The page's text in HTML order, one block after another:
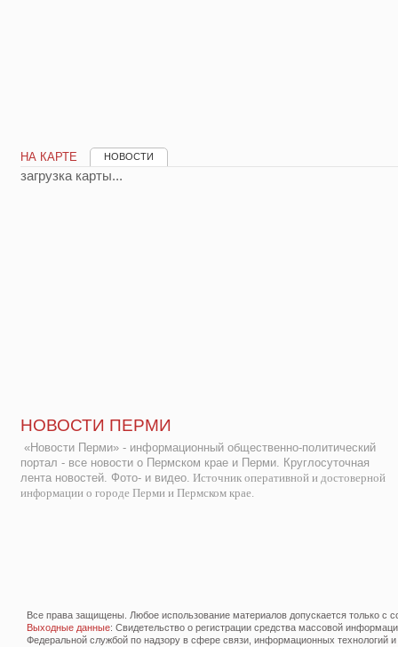
НА КАРТЕ НОВОСТИ
загрузка карты...
НОВОСТИ ПЕРМИ
«Новости Перми» - информационный общественно-политический
портал - все новости о Пермском крае и Перми. Круглосуточная
лента новостей. Фото- и видео. Источник оперативной и достоверной
информации о городе Перми и Пермском крае.
Все права защищены. Любое использование материалов допускается только с
Выходные данные: Свидетельство о регистрации средства массовой
Федеральной службой по надзору в сфере связи, информационных технологий